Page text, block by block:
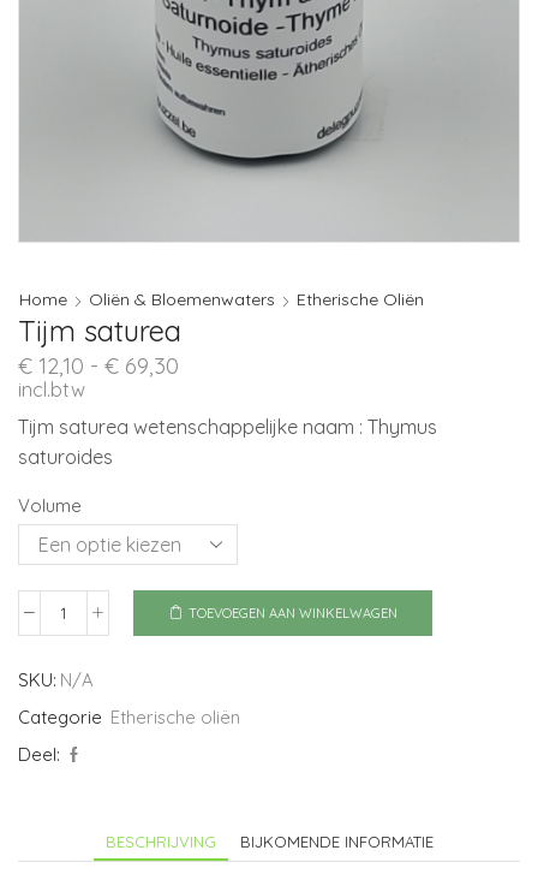
Home Oliën & Bloemenwaters Etherische Oliën
Tijm saturea
€ 12,10 - € 69,30
€ 69,30
incl.btw
Tijm saturea wetenschappelijke naam : Thymus
saturoides
Volume
Tijm
aantal
TOEVOEGEN AAN WINKELWAGEN
SKU: N/A
Categorie Etherische oliën
Deel:
BESCHRIJVING BIJKOMENDE INFORMATIE